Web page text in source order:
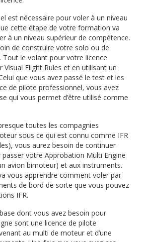
est nécessaire pour voler à un niveau
cette étape de votre formation va
à un niveau supérieur de compétence.
de construire votre solo ou de
Tout le volant pour votre licence
Flight Rules et en utilisant un
que vous avez passé le test et les
de pilote professionnel, vous avez
qui vous permet d’être utilisé comme
toutes les compagnies
sous ce qui est connu comme IFR
vous aurez besoin de continuer
votre Approbation Multi Engine
avion bimoteur) et aux instruments.
vous apprendre comment voler par
de bord de sorte que vous pouvez
IFR.
dont vous avez besoin pour
sont une licence de pilote
au multi de moteur et d’une